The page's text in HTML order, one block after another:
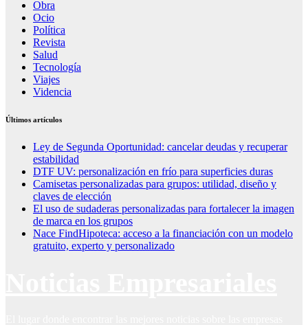
Obra
Ocio
Política
Revista
Salud
Tecnología
Viajes
Videncia
Últimos artículos
Ley de Segunda Oportunidad: cancelar deudas y recuperar
estabilidad
DTF UV: personalización en frío para superficies duras
Camisetas personalizadas para grupos: utilidad, diseño y
claves de elección
El uso de sudaderas personalizadas para fortalecer la imagen
de marca en los grupos
Nace FindHipoteca: acceso a la financiación con un modelo
gratuito, experto y personalizado